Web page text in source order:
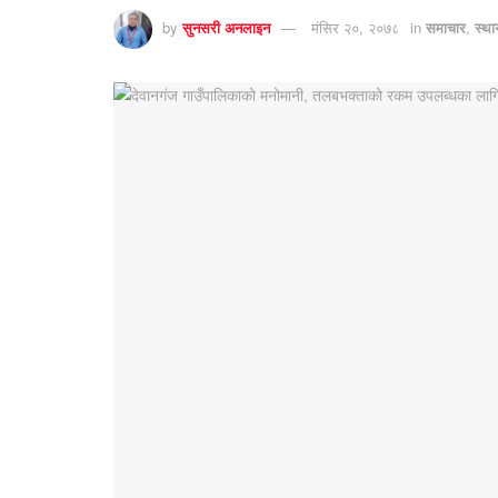
by सुनसरी अनलाइन मंसिर २०, २०७८ in समाचार,